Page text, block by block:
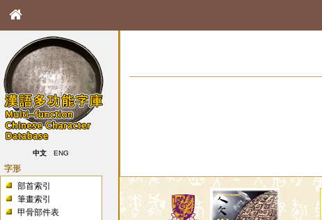
中文 ENG
字形
部首索引
筆畫索引
甲骨部件表